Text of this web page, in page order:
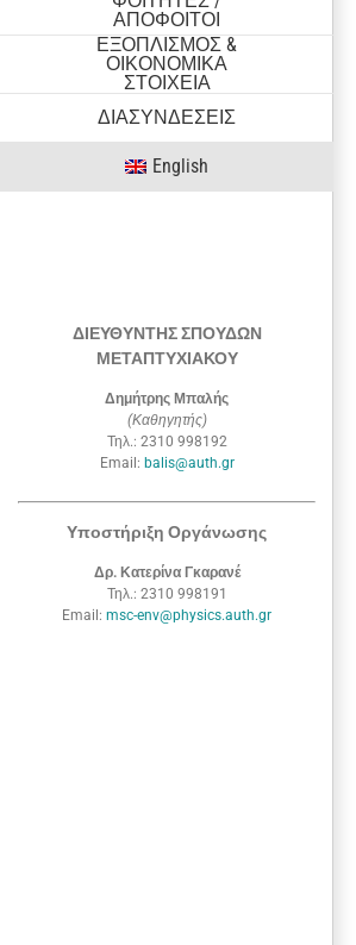
ΑΠΟΦΟΙΤΟΙ
ΕΞΟΠΛΙΣΜΟΣ &
ΟΙΚΟΝΟΜΙΚΑ
ΣΤΟΙΧΕΙΑ
ΔΙΑΣΥΝΔΕΣΕΙΣ
English
ΔΙΕΥΘΥΝΤΗΣ ΣΠΟΥΔΩΝ
ΜΕΤΑΠΤΥΧΙΑΚΟΥ
Δημήτρης Μπαλής
(Καθηγητής)
Τηλ.: 2310 998192
Email: balis@auth.gr
Υποστήριξη Οργάνωσης
Δρ. Κατερίνα Γκαρανέ
Τηλ.: 2310 998191
Email: msc-env@physics.auth.gr
Ενημερωτικό
ΑΝΑΚΟΙΝΩΣΕΙΣ